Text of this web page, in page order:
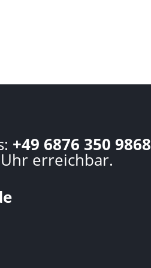
+49 6876 350 9868
erreichbar.